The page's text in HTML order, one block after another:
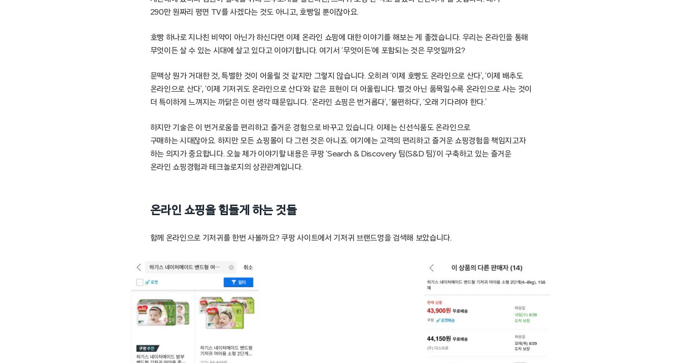
290만 원짜리 평면 TV를 사겠다는 것도 아니고, 호빵일 뿐이잖아요.
호빵 하나로 지나친 비약이 아닌가 하신다면 이제 온라인 쇼핑에 대한 이야기를 해보는 게 좋겠습니다. 우리는 온라인을 통해
무엇이든 살 수 있는 시대에 살고 있다고 이야기합니다. 여기서 ‘무엇이든’에 포함되는 것은 무엇일까요?
문맥상 뭔가 거대한 것, 특별한 것이 어울릴 것 같지만 그렇지 않습니다. 오히려 ‘이제 호빵도 온라인으로 산다’, ‘이제 배추도
온라인으로 산다’, ‘이제 기저귀도 온라인으로 산다’와 같은 표현이 더 어울립니다. 별것 아닌 품목일수록 온라인으로 사는 것이
더 특이하게 느껴지는 까닭은 이런 생각 때문입니다. ‘온라인 쇼핑은 번거롭다’, ‘불편하다’, ‘오래 기다려야 한다.’
하지만 기술은 이 번거로움을 편리하고 즐거운 경험으로 바꾸고 있습니다. 이제는 신선식품도 온라인으로
구매하는 시대잖아요. 하지만 모든 쇼핑몰이 다 그런 것은 아니죠. 여기에는 고객의 편리하고 즐거운 쇼핑경험을 책임지고자
하는 의지가 중요합니다. 오늘 제가 이야기할 내용은 쿠팡 ‘Search & Discovery 팀(S&D 팀)’이 구축하고 있는 즐거운
온라인 쇼핑경험과 테크놀로지의 상관관계입니다.
온라인 쇼핑을 힘들게 하는 것들
함께 온라인으로 기저귀를 한번 사볼까요? 쿠팡 사이트에서 기저귀 브랜드명을 검색해 보았습니다.